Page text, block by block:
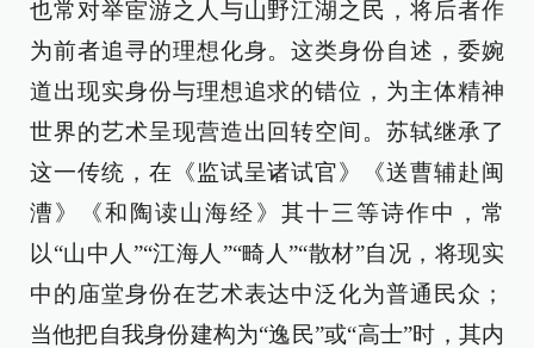
也常对举宦游之人与山野江湖之民，将后者作
为前者追寻的理想化身。这类身份自述，委婉
道出现实身份与理想追求的错位，为主体精神
世界的艺术呈现营造出回转空间。苏轼继承了
这一传统，在《监试呈诸试官》《送曹辅赴闽
漕》《和陶读山海经》其十三等诗作中，常
以“山中人”“江海人”“畸人”“散材”自况，将现实
中的庙堂身份在艺术表达中泛化为普通民众；
当他把自我身份建构为“逸民”或“高士”时，其内